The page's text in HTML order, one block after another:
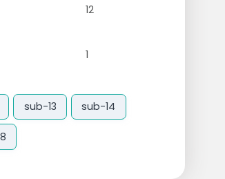
12
1
sub-13 sub-14